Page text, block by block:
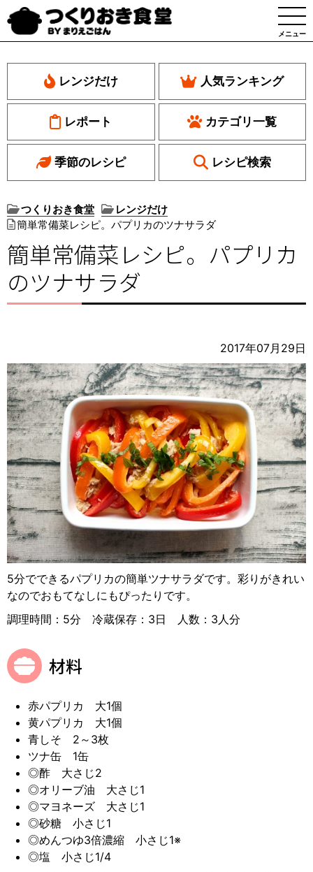
メニュー
レンジだけ 人気ランキング
レポート カテゴリ一覧
季節のレシピ レシピ検索
つくりおき食堂
レンジだけ
簡単常備菜レシピ。パプリカのツナサラダ
簡単常備菜レシピ。パプリカ
のツナサラダ
2017年07月29日
5分でできるパプリカの簡単ツナサラダです。彩りがきれい
なのでおもてなしにもぴったりです。
調理時間：5分 冷蔵保存：3日 人数：3人分
材料
赤パプリカ 大1個
黄パプリカ 大1個
青しそ 2～3枚
ツナ缶 1缶
◎酢 大さじ2
◎オリーブ油 大さじ1
◎マヨネーズ 大さじ1
◎砂糖 小さじ1
◎めんつゆ3倍濃縮 小さじ1※
◎塩 小さじ1/4